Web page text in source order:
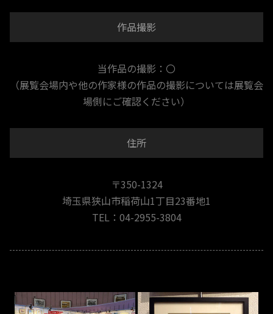
作品撮影
当作品の撮影：〇
（展覧会場内や他の作家様の作品の撮影については展覧会
場側にご確認ください）
住所
〒350-1324
埼玉県狭山市稲荷山1丁目23番地1
TEL：04-2955-3804